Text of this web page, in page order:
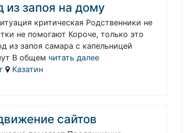
из запоя на дому
критическая Родственники не
не помогают Короче, только это
из запоя самара с капельницей
В общем читать далее
Казатин
сайтов